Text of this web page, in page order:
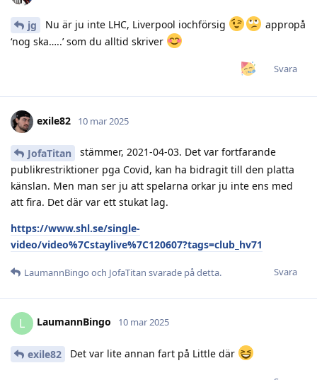
jg Nu är ju inte LHC, Liverpool iochförsig
appropå
‘nog ska…..’ som du alltid skriver
Svara
exile82 10 mar 2025
JofaTitan
stämmer, 2021-04-03. Det var fortfarande
publikrestriktioner pga Covid, kan ha bidragit till den platta
känslan. Men man ser ju att spelarna orkar ju inte ens med
att fira. Det där var ett stukat lag.
https://www.shl.se/single-
video/video%7Cstaylive%7C120607?tags=club_hv71
Svara
LaumannBingo och JofaTitan svarade på detta.
L LaumannBingo 10 mar 2025
exile82 Det var lite annan fart på Little där